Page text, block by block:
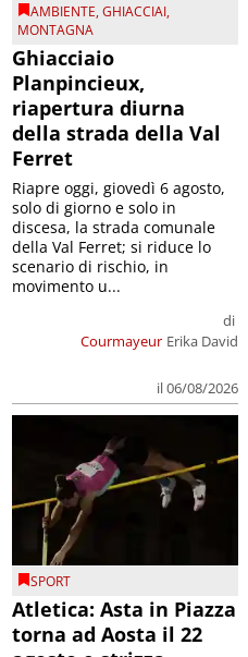
AMBIENTE,GHIACCIAI,
MONTAGNA
Ghiacciaio
Planpincieux,
riapertura diurna
della strada della Val
Ferret
Courmayeur
di
Erika David
il 06/08/2026
Riapre oggi, giovedì 6 agosto,
solo di giorno e solo in
discesa, la strada comunale
della Val Ferret; si riduce lo
scenario di rischio, in
movimento u...
SPORT
Atletica: Asta in Piazza
torna ad Aosta il 22